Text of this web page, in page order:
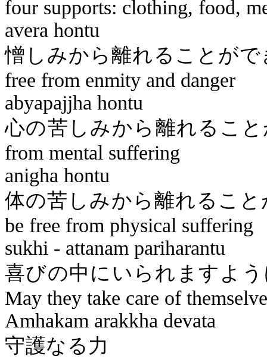
four supports: clothing, food,
avera hontu
憎しみから離れる
free from enmity and danger
abyapajjha hontu
心の苦しみから離れるこ
from mental suffering
anigha hontu
体の苦しみから離
be free from physical suffering
sukhi - attanam pariharantu
喜びの中に
May they take care of
Amhakam arakkha devata
守護